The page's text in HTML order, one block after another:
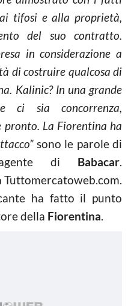
tifosi e alla proprietà,
del suo contratto.
in considerazione a
di costruire qualcosa di
Kalinic? In una grande
ci sia concorrenza,
La Fiorentina ha
sono le parole di
agente di Babacar.
ha fatto il punto
della Fiorentina.